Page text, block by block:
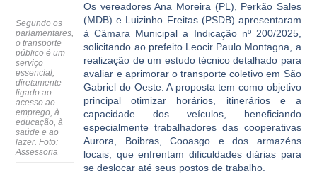
Segundo os
parlamentares,
o transporte
público é um
serviço
essencial,
diretamente
ligado ao
acesso ao
emprego, à
educação, à
saúde e ao
lazer.Foto:
Assessoria
Os vereadores Ana Moreira (PL), Perkão Sales
(MDB) e Luizinho Freitas (PSDB) apresentaram
à Câmara Municipal a Indicação nº 200/2025,
solicitando ao prefeito Leocir Paulo Montagna, a
realização de um estudo técnico detalhado para
avaliar e aprimorar o transporte coletivo em São
Gabriel do Oeste. A proposta tem como objetivo
principal otimizar horários, itinerários e a
capacidade dos veículos, beneficiando
especialmente trabalhadores das cooperativas
Aurora, Boibras, Cooasgo e dos armazéns
locais, que enfrentam dificuldades diárias para
se deslocar até seus postos de trabalho.